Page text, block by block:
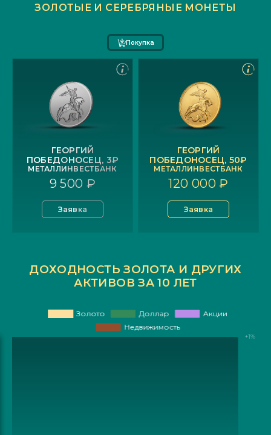
ЗОЛОТЫЕ И СЕРЕБРЯНЫЕ МОНЕТЫ
Покупка
ГЕОРГИЙ
ПОБЕДОНОСЕЦ, 3₽
МЕТАЛЛИНВЕСТБАНК
9 500 ₽
Заявка
ГЕОРГИЙ
ПОБЕДОНОСЕЦ, 50₽
МЕТАЛЛИНВЕСТБАНК
120 000 ₽
Заявка
ДОХОДНОСТЬ ЗОЛОТА И ДРУГИХ
АКТИВОВ ЗА 10 ЛЕТ